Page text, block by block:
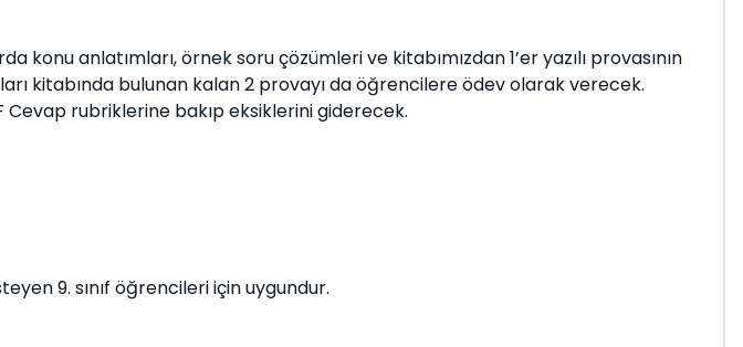
anlatımları, örnek soru çözümleri ve kitabımızdan 1’er yazılı provasının
kitabında bulunan kalan 2 provayı da öğrencilere ödev olarak verecek.
Cevap rubriklerine bakıp eksiklerini giderecek.
9. sınıf öğrencileri için uygundur.